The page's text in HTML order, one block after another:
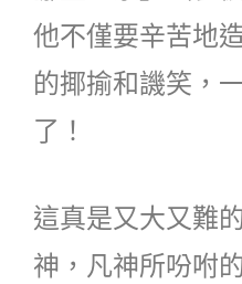
他不僅要辛苦地
的揶揄和譏笑，
了！
這真是又大又難
神，凡神所吩咐